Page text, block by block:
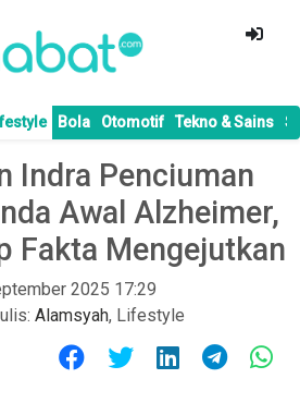
Bola Otomotif Tekno & Sains
Indra Penciuman
Awal Alzheimer,
Fakta Mengejutkan
2025 17:29
Alamsyah, Lifestyle